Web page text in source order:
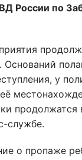
России по
Оснований
у
продолжатся
службе.
о пропаже